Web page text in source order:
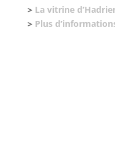
> La vitrine
> Plus